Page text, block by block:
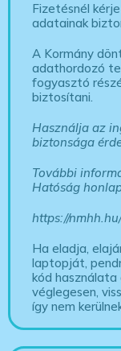
Fizetésnél
adatainak
A Kormány
adathordozó
fogyasztó
biztosítani.
Használja az
biztonsága
További
Hatóság
https://
Ha eladja,
laptopját,
kód
véglegesen,
így nem